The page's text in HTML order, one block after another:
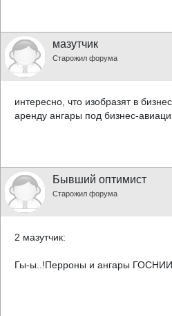
мазутчик
Старожил форума
интересно, что изобразят в
аренду ангары под бизнес-
Бывший оптимист
Старожил форума
2 мазутчик:
Гы-ы..!Перроны и ангары ГОСНИИ